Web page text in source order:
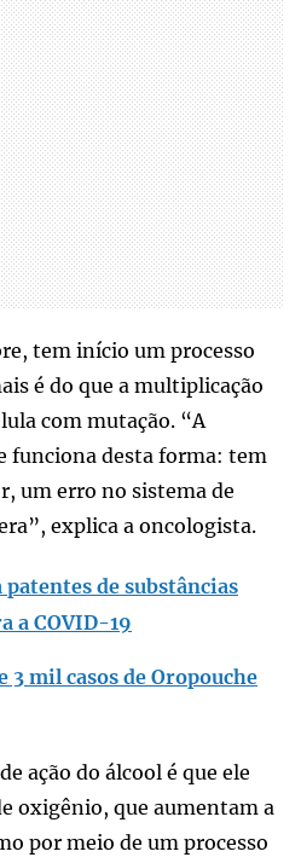
tem início um processo
é do que a multiplicação
com mutação. “A
funciona desta forma: tem
um erro no sistema de
explica a oncologista.
de substâncias
a COVID-19
3 mil casos de Oropouche
ação do álcool é que ele
oxigênio, que aumentam a
por meio de um processo